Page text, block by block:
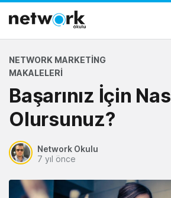
NETWORK MARKETING
MAKALELERI
Başarınız İçin
Olursunuz?
Network Okulu
7 yıl önce